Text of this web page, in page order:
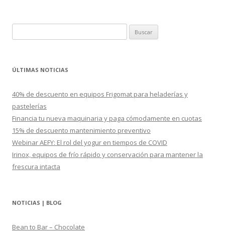
u
c
r
ÚLTIMAS NOTICIAS
40% de descuento en equipos Frigomat para heladerías y
pastelerías
Financia tu nueva maquinaria y paga cómodamente en cuotas
15% de descuento mantenimiento preventivo
Webinar AEFY: El rol del yogur en tiempos de COVID
Irinox, equipos de frío rápido y conservación para mantener la
frescura intacta
NOTICIAS | BLOG
Bean to Bar – Chocolate